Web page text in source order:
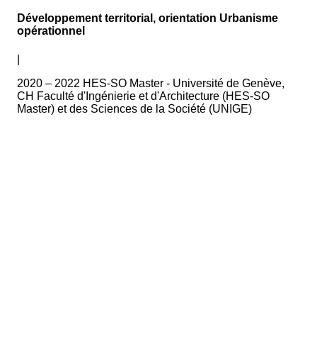
Développement territorial, orientation Urbanisme
opérationnel
2020 – 2022 HES-SO Master - Université de Genève,
CH Faculté d'Ingénierie et d'Architecture (HES-SO
Master) et des Sciences de la Société (UNIGE)